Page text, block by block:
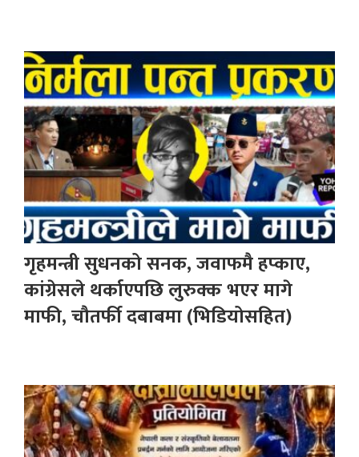
गृहमन्त्री सुधनको सनक, जवाफमै हप्काए,
कांग्रेसले थर्काएपछि लुरुक्क भएर मागे
माफी, चौतर्फी दबाबमा (भिडियोसहित)